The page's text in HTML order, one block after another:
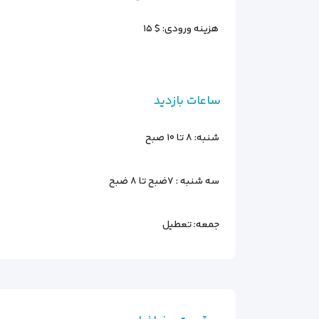
هزینه ورودی: $ ۱۵
ساعات بازدید
شنبه:۸ تا ۱۰ صبح
سه شنبه :۷ضبح تا ۸ ضبح
جمعه:تعطیل